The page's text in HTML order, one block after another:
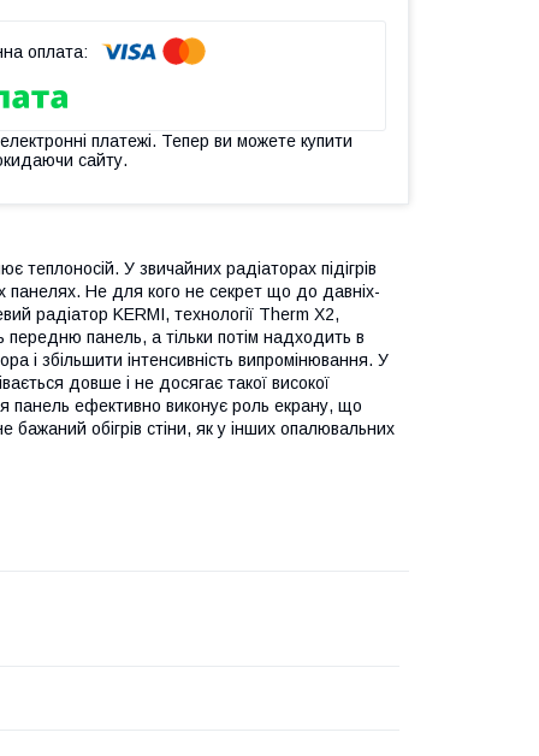
платежі. Тепер ви можете купити
сайту.
теплоносій. У звичайних радіаторах підігрів
панелях. Не для кого не секрет що до давніх-
радіатор KERMI, технології Therm X2,
панель, а тільки потім надходить в
і збільшити інтенсивність випромінювання. У
довше і не досягає такої високої
панель ефективно виконує роль екрану, що
бажаний обігрів стіни, як у інших опалювальних